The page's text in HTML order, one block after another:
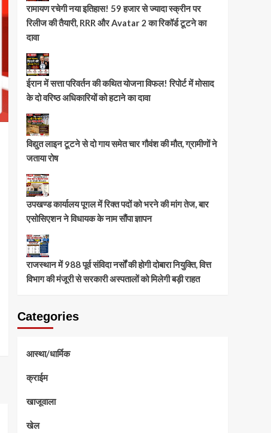
रामायण रचेगी नया इतिहास! 59 हजार से ज्यादा स्क्रीन पर
रिलीज की तैयारी, RRR और Avatar 2 का रिकॉर्ड टूटने का
दावा
ईरान में सत्ता परिवर्तन की कथित योजना विफल! रिपोर्ट में मोसाद
के दो वरिष्ठ अधिकारियों को हटाने का दावा
विद्युत लाइन टूटने से दो गाय समेत चार गौवंश की मौत, ग्रामीणों ने
जताया रोष
उपखण्ड कार्यालय पूगल में रिक्त पदों को भरने की मांग तेज, बार
एसोसिएशन ने विधायक के नाम सौंपा ज्ञापन
राजस्थान में 988 पूर्व संविदा नर्सों की होगी दोबारा नियुक्ति, वित्त
विभाग की मंजूरी से सरकारी अस्पतालों को मिलेगी बड़ी राहत
Categories
आस्था/धार्मिक
क्राईम
खाजूवाला
खेल